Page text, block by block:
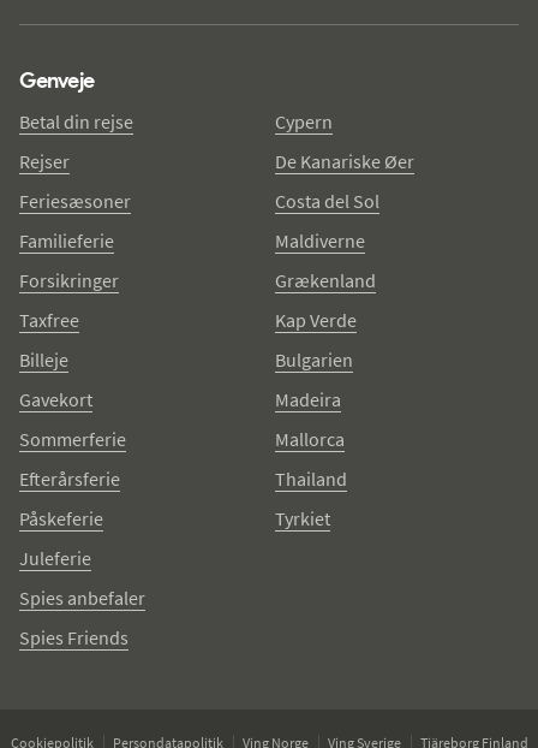
Genveje
Betal din rejse
Rejser
Feriesæsoner
Familieferie
Forsikringer
Taxfree
Billeje
Gavekort
Sommerferie
Efterårsferie
Påskeferie
Juleferie
Spies anbefaler
Spies Friends
Cypern
De Kanariske Øer
Costa del Sol
Maldiverne
Grækenland
Kap Verde
Bulgarien
Madeira
Mallorca
Thailand
Tyrkiet
Cookiepolitik Persondatapolitik Ving Norge Ving Sverige Tjäreborg Finland